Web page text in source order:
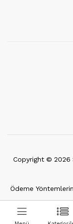
Copyright © 2026
Ödeme